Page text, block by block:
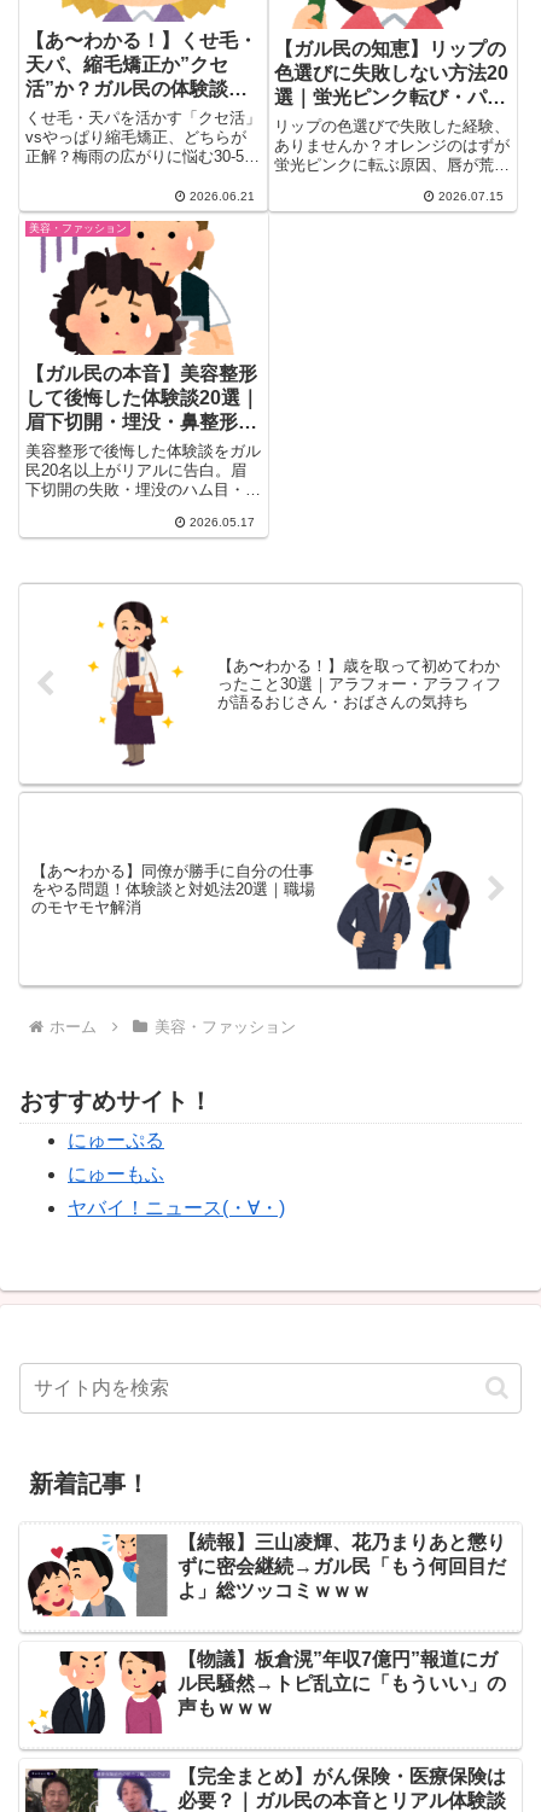
【あ〜わかる！】くせ毛・
天パ、縮毛矯正か”クセ
活”か？ガル民の体験談ま
とめ｜梅雨対策・ヘアケア
の知恵
くせ毛・天パを活かす「クセ活」
vsやっぱり縮毛矯正、どちらが
正解？梅雨の広がりに悩む30-50
コメントから厳選。カーリーメソ
ッドの実態、年齢による変化、お
すすめヘアケアまで、当事者だか
らわかる本音を一気読み。
2026.06.21
【ガル民の知恵】リップの
色選びに失敗しない方法20
選｜蛍光ピンク転び・パー
ソナルカラーの正解
リップの色選びで失敗した経験、
ありませんか？オレンジのはずが
蛍光ピンクに転ぶ原因、唇が荒れ
ソナルカラー診断で垢抜けた体験
2026.07.15
美容・ファッション
【ガル民の本音】美容整形
して後悔した体験談20選｜
眉下切開・埋没・鼻整形の
失敗リスクをリアルに告白
美容整形で後悔した体験談をガル
民20名以上がリアルに告白。眉
下切開の失敗・埋没のハム目・鼻
いまで。手術前に知っておきたい
2026.05.17
【あ〜わかる！】歳を取って初めてわか
ったこと30選｜アラフォー・アラフィフ
が語るおじさん・おばさんの気持ち
【あ〜わかる】同僚が勝手に自分の仕事
をやる問題！体験談と対処法20選｜職場
のモヤモヤ解消
ホーム 美容・ファッション
おすすめサイト！
にゅーぷる
にゅーもふ
ヤバイ！ニュース(・∀・)
新着記事！
【続報】三山凌輝、花乃まりあと懲り
ずに密会継続→ガル民「もう何回目だ
よ」総ツッコミｗｗｗ
【物議】板倉滉”年収7億円”報道にガ
ル民騒然→トピ乱立に「もういい」の
声もｗｗｗ
【完全まとめ】がん保険・医療保険は
必要？｜ガル民の本音とリアル体験談